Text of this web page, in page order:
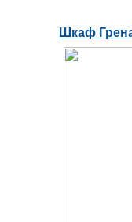
Шкаф